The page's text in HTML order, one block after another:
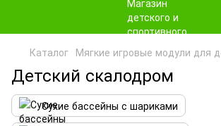
Каталог Мягкие игровые модули для
Детский скалодром
Сухие бассейны с шариками